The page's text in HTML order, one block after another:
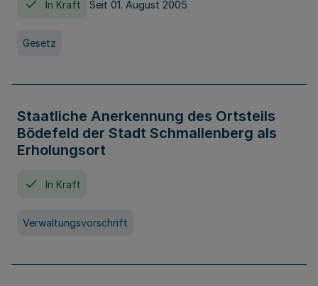
In Kraft Seit 01. August 2005
Gesetz
Staatliche Anerkennung des Ortsteils
Bödefeld der Stadt Schmallenberg als
Erholungsort
In Kraft
Verwaltungsvorschrift